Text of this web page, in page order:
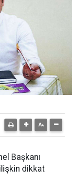
Başkanı
dikkat